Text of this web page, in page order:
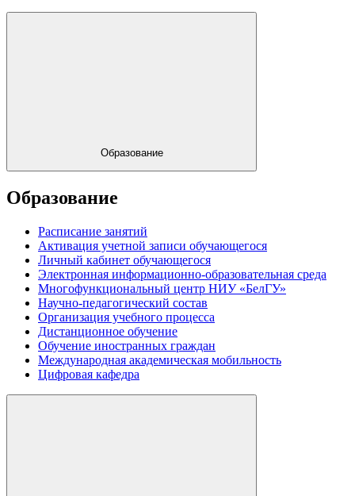
Образование
Образование
Расписание занятий
Активация учетной записи обучающегося
Личный кабинет обучающегося
Электронная информационно-образовательная среда
Многофункциональный центр НИУ «БелГУ»
Научно-педагогический состав
Организация учебного процесса
Дистанционное обучение
Обучение иностранных граждан
Международная академическая мобильность
Цифровая кафедра